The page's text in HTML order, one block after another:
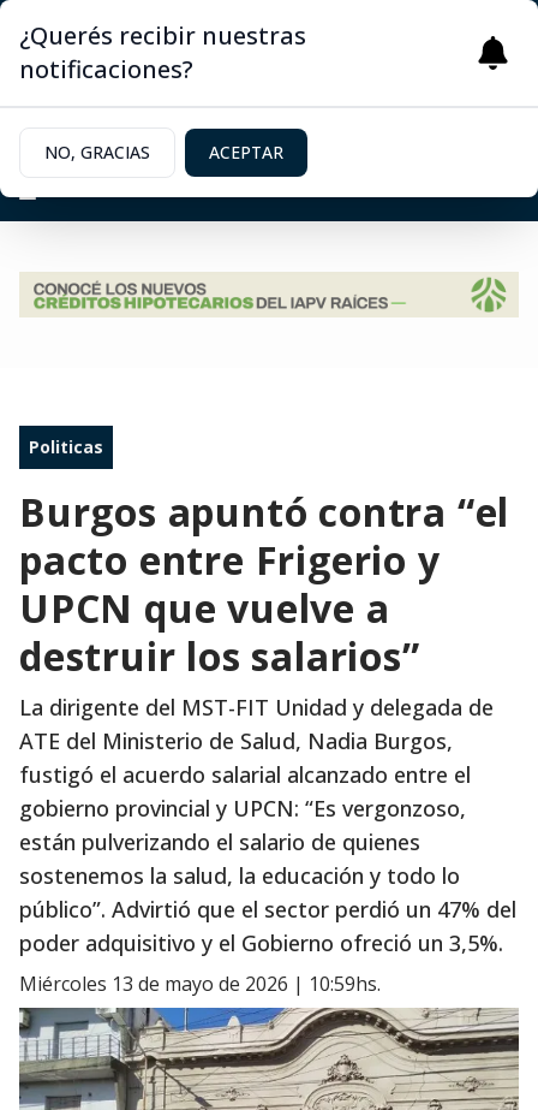
Politicas
Burgos apuntó contra “el
pacto entre Frigerio y
UPCN que vuelve a
destruir los salarios”
La dirigente del MST-FIT Unidad y delegada de
ATE del Ministerio de Salud, Nadia Burgos,
fustigó el acuerdo salarial alcanzado entre el
gobierno provincial y UPCN: “Es vergonzoso,
están pulverizando el salario de quienes
sostenemos la salud, la educación y todo lo
público”. Advirtió que el sector perdió un 47% del
poder adquisitivo y el Gobierno ofreció un 3,5%.
miércoles 13 de mayo de 2026 | 10:59hs.
¿Querés recibir nuestras
notificaciones?
NO, GRACIAS ACEPTAR